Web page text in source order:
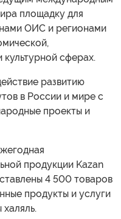
площадку для
ОИС и регионами
культурной сферах.
развитию
в России и мире с
проекты и
продукции Kazan
4 500 товаров
продукты и услуги